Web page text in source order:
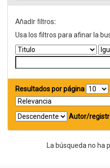
Añadir filtros:
Usa los filtros para afinar la
Resultados por página
Autor/
La búsqueda no ha